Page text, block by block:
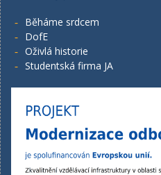
Běháme srdcem
DofE
Oživlá historie
Studentská firma JA